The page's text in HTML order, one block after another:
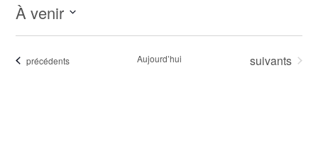
À venir
date.Évènements
précédents Aujourd’hui Évènements
suivants